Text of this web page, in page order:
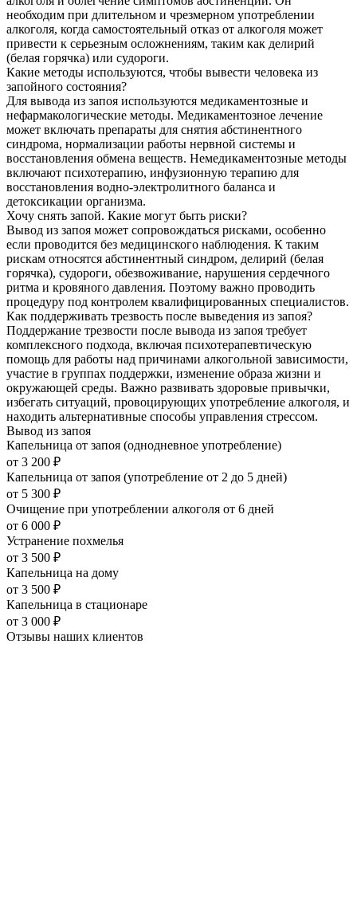
необходим при длительном и чрезмерном употреблении
алкоголя, когда самостоятельный отказ от алкоголя может
привести к серьезным осложнениям, таким как делирий
(белая горячка) или судороги.
Какие методы используются, чтобы вывести человека из
запойного состояния?
Для вывода из запоя используются медикаментозные и
нефармакологические методы. Медикаментозное лечение
может включать препараты для снятия абстинентного
синдрома, нормализации работы нервной системы и
восстановления обмена веществ. Немедикаментозные методы
включают психотерапию, инфузионную терапию для
восстановления водно-электролитного баланса и
детоксикации организма.
Хочу снять запой. Какие могут быть риски?
Вывод из запоя может сопровождаться рисками, особенно
если проводится без медицинского наблюдения. К таким
рискам относятся абстинентный синдром, делирий (белая
горячка), судороги, обезвоживание, нарушения сердечного
ритма и кровяного давления. Поэтому важно проводить
процедуру под контролем квалифицированных специалистов.
Как поддерживать трезвость после выведения из запоя?
Поддержание трезвости после вывода из запоя требует
комплексного подхода, включая психотерапевтическую
помощь для работы над причинами алкогольной зависимости,
участие в группах поддержки, изменение образа жизни и
окружающей среды. Важно развивать здоровые привычки,
избегать ситуаций, провоцирующих употребление алкоголя, и
находить альтернативные способы управления стрессом.
Вывод из запоя
Капельница от запоя (однодневное употребление)
от 3 200 ₽
Капельница от запоя (употребление от 2 до 5 дней)
от 5 300 ₽
Очищение при употреблении алкоголя от 6 дней
от 6 000 ₽
Устранение похмелья
от 3 500 ₽
Капельница на дому
от 3 500 ₽
Капельница в стационаре
от 3 000 ₽
Отзывы наших клиентов